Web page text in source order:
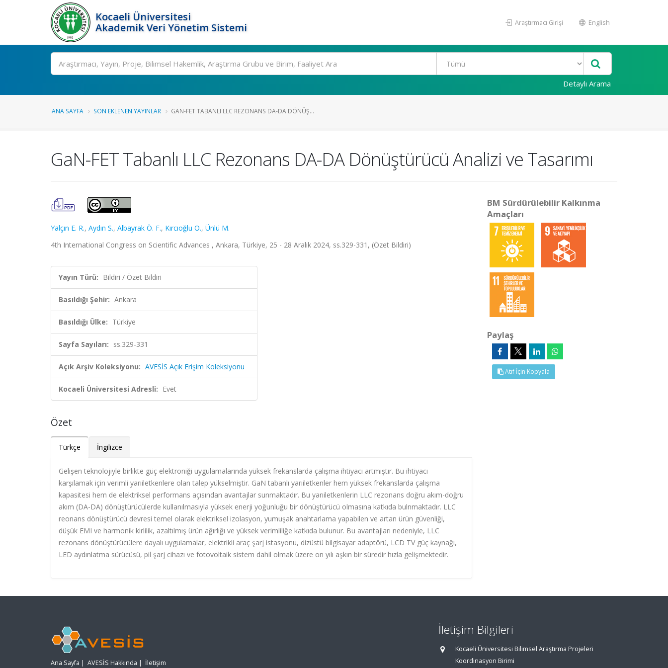
Kocaeli Üniversitesi
Akademik Veri Yönetim Sistemi
Araştırmacı Girişi English
Ara
Detaylı Arama
ANA SAYFA SON EKLENEN YAYINLAR GAN-FET TABANLI LLC REZONANS DA-DA DÖNÜŞ...
GaN-FET Tabanlı LLC Rezonans DA-DA Dönüştürücü Analizi ve Tasarımı
Yalçın E. R., Aydın S., Albayrak Ö. F., Kırcıoğlu O., Ünlü M.
4th International Congress on Scientific Advances , Ankara, Türkiye, 25 - 28 Aralık 2024, ss.329-331, (Özet Bildiri)
Yayın Türü: Bildiri / Özet Bildiri
Basıldığı Şehir: Ankara
Basıldığı Ülke: Türkiye
Sayfa Sayıları: ss.329-331
Açık Arşiv Koleksiyonu: AVESİS Açık Erişim Koleksiyonu
Kocaeli Üniversitesi Adresli: Evet
Özet
Türkçe İngilizce
Gelişen teknolojiyle birlikte güç elektroniği uygulamalarında yüksek frekanslarda çalışma ihtiyacı artmıştır. Bu ihtiyacı
karşılamak için verimli yarıiletkenlere olan talep yükselmiştir. GaN tabanlı yarıiletkenler hem yüksek frekanslarda çalışma
kapasitesi hem de elektriksel performans açısından avantajlar sunmaktadır. Bu yarıiletkenlerin LLC rezonans doğru akım-doğru
akım (DA-DA) dönüştürücülerde kullanılmasıyla yüksek enerji yoğunluğu bir dönüştürücü olmasına katkıda bulnmaktadır. LLC
reonans dönüştürücü devresi temel olarak elektriksel izolasyon, yumuşak anahtarlama yapabilen ve artan ürün güvenliği,
düşük EMI ve harmonik kirlilik, azaltılmış ürün ağırlığı ve yüksek verimliliğe katkıda bulunur. Bu avantajları nedeniyle, LLC
rezonans dönüştürücülere dayalı uygulamalar, elektrikli araç şarj istasyonu, dizüstü bilgisayar adaptörü, LCD TV güç kaynağı,
LED aydınlatma sürücüsü, pil şarj cihazı ve fotovoltaik sistem dahil olmak üzere on yılı aşkın bir süredir hızla gelişmektedir.
BM Sürdürülebilir Kalkınma
Amaçları
Paylaş
Atıf İçin Kopyala
Ana Sayfa | AVESİS Hakkında | İletişim
İletişim Bilgileri
Kocaeli Üniversitesi Bilimsel Araştırma Projeleri
Koordinasyon Birimi